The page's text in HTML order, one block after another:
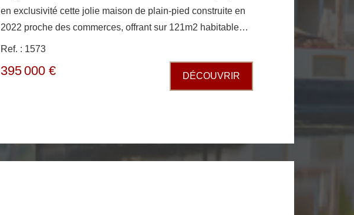
en exclusivité cette jolie maison de plain-pied construite en
2022 proche des commerces, offrant sur 121m2 habitable
une entrée, une cuisine équipée ouverte sur un grand séjour
salon de 55m2, un dégagement desservant une suite
parentale avec dressing et salle d'eau avec WC, deux autres
chambres avec placard, un cellier donnant accès au garage,
revente énergie la maison est climatisée et dispose d'une
domotique SOMFY. A SAISIR RAPIDEMENT PRODUIT
Ref. : 1573
395 000 € DÉCOUVRIR